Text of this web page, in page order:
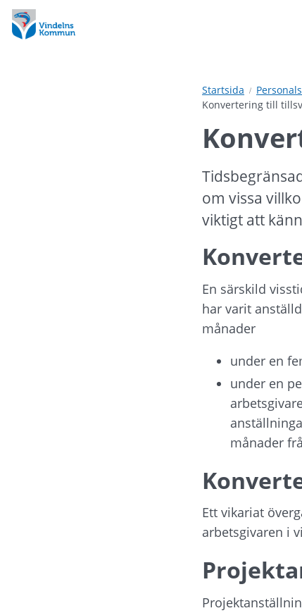
Hoppa
till
innehåll
Hoppa
till
undermeny
Startsida
Konvertering till
om vissa
viktigt att
En särskild
har varit
månader
under en
under en
månader
Ett vikariat
arbetsgivaren i